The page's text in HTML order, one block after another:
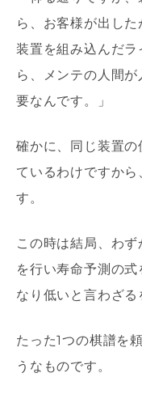
ら、お客様が出し
装置を組み込んだ
ら、メンテの人間
要なんです。」
確かに、同じ装置
ているわけですか
す。
この時は結局、わ
を行い寿命予測の
なり低いと言わざる
たった1つの棋譜を
うなものです。